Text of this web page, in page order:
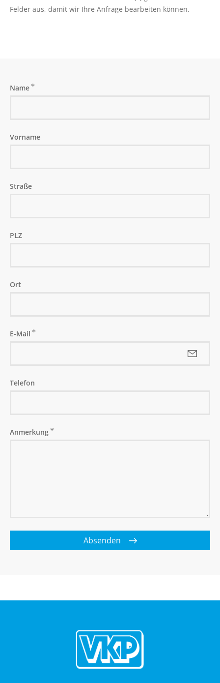
ABO
Felder aus, damit wir Ihre Anfrage bearbeiten können.
Name
Vorname
Straße
PLZ
Ort
E-Mail
Telefon
Anmerkung
Absenden